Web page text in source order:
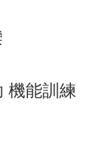
機能訓練